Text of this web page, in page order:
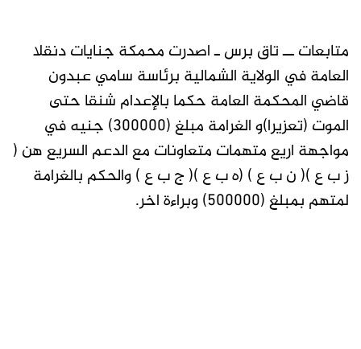
متابعات ــ تاق برس ـ اصدرت محمكة جنايات دنقلا
العامة في الولاية الشمالية برئاسة سامي عبدون
قاضي المحكمة العامة حكما بالإعدام شنقا حتى
الموت (تعزيرا)و الغرامة مبلغ (300000) جنيه في
مواجهة اريع متهمات متعاونات مع الدعم السريع هن (
ز ب ع )( ن ب ع ) (ه ب ع )( ج ب ع ) والحكم بالغرامة
لمتهم بمبلغ (500000) وبراءة اخر.